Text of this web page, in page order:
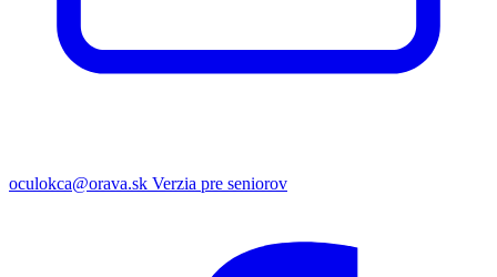
oculokca@orava.sk Verzia pre seniorov